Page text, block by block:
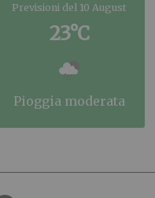
Previsioni del 10 August
23°C
pioggia moderata